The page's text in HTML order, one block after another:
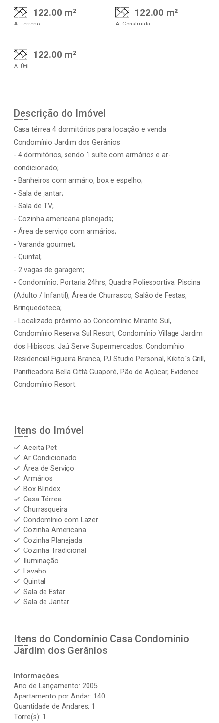
122.00 m²
A. Terreno
122.00 m²
A. Construída
122.00 m²
A. Útil
Descrição do Imóvel
Casa térrea 4 dormitórios para locação e venda
Condomínio Jardim dos Gerânios
- 4 dormitórios, sendo 1 suíte com armários e ar-
condicionado;
- Banheiros com armário, box e espelho;
- Sala de jantar;
- Sala de TV;
- Cozinha americana planejada;
- Área de serviço com armários;
- Varanda gourmet;
- Quintal;
- 2 vagas de garagem;
- Condomínio: Portaria 24hrs, Quadra Poliesportiva, Piscina
(Adulto / Infantil), Área de Churrasco, Salão de Festas,
Brinquedoteca;
- Localizado próximo ao Condomínio Mirante Sul,
Condomínio Reserva Sul Resort, Condomínio Village Jardim
dos Hibiscos, Jaú Serve Supermercados, Condomínio
Residencial Figueira Branca, PJ Studio Personal, Kikito`s Grill,
Panificadora Bella Città Guaporé, Pão de Açúcar, Evidence
Condomínio Resort.
Itens do Imóvel
Aceita Pet
Ar Condicionado
Área de Serviço
Armários
Box Blindex
Casa Térrea
Churrasqueira
Condomínio com Lazer
Cozinha Americana
Cozinha Planejada
Cozinha Tradicional
Iluminação
Lavabo
Quintal
Sala de Estar
Sala de Jantar
Itens do Condomínio Casa Condomínio
Jardim dos Gerânios
Informações
Ano de Lançamento: 2005
Apartamento por Andar: 140
Quantidade de Andares: 1
Torre(s): 1